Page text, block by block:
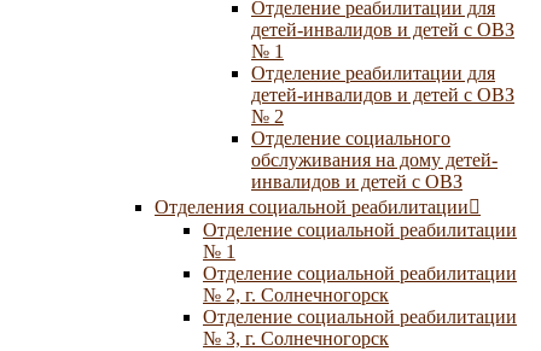
Отделение реабилитации для
детей-инвалидов и детей с ОВЗ
№ 1
Отделение реабилитации для
детей-инвалидов и детей с ОВЗ
№ 2
Отделение социального
обслуживания на дому детей-
инвалидов и детей с ОВЗ
Отделения социальной реабилитации
Отделение социальной реабилитации
№ 1
Отделение социальной реабилитации
№ 2, г. Солнечногорск
Отделение социальной реабилитации
№ 3, г. Солнечногорск